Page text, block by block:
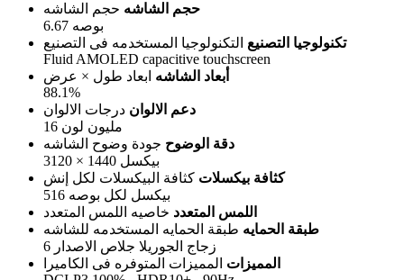
حجم الشاشه حجم الشاشه
6.67 بوصه
تكنولوجيا التصنيع التكنولوجيا المستخدمه فى التصنيع
Fluid AMOLED capacitive touchscreen
أبعاد الشاشه ابعاد طول × عرض
88.1%
دعم الالوان درجات الالوان
16 مليون لون
دقة الوضوح جودة وضوح الشاشه
3120 × 1440 بيكسل
كثافة بيكسلات كثافة البيكسلات لكل إنش
516 بيكسل لكل بوصه
اللمس المتعدد خاصيه اللمس المتعدد
طبقة الحمايه طبقة الحمايه المستخدمه للشاشه
زجاج الجوريلا جلاص الاصدار 6
المميزات المميزات المتوفره فى الكاميرا